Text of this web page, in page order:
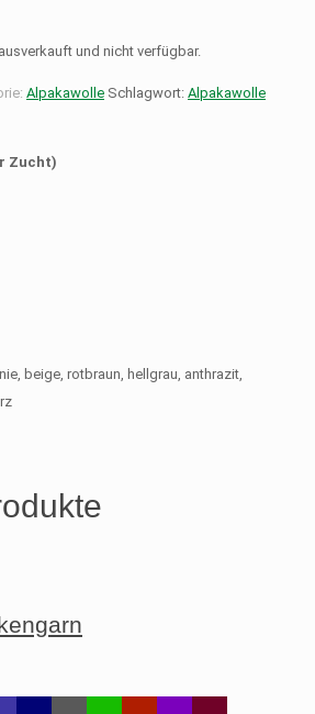
und nicht verfügbar.
Alpakawolle Schlagwort: Alpakawolle
Zucht)
beige, rotbraun, hellgrau, anthrazit,